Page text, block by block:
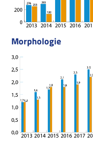
Morphologie